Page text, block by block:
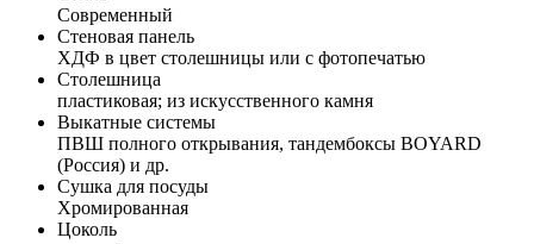
Современный
Стеновая панель
ХДФ в цвет столешницы или с фотопечатью
Столешница
пластиковая; из искусственного камня
Выкатные системы
ПВШ полного открывания, тандембоксы BOYARD
(Россия) и др.
Сушка для посуды
Хромированная
Цоколь